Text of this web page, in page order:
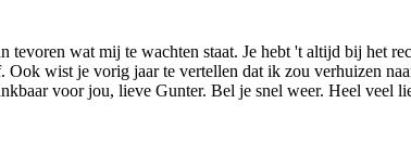
wat mij te wachten staat. Je hebt 't altijd bij het
wist je vorig jaar te vertellen dat ik zou verhuizen
voor jou, lieve Gunter. Bel je snel weer. Heel veel